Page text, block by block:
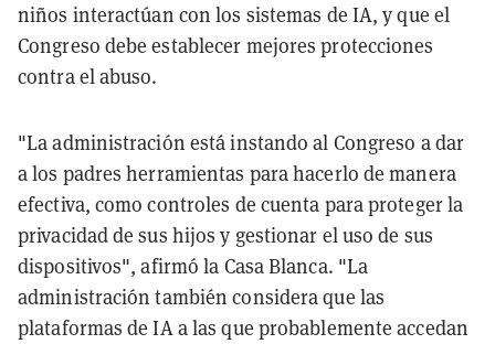
niños interactúan con los sistemas de IA, y que el
Congreso debe establecer mejores protecciones
contra el abuso.
"La administración está instando al Congreso a dar
a los padres herramientas para hacerlo de manera
efectiva, como controles de cuenta para proteger la
privacidad de sus hijos y gestionar el uso de sus
dispositivos", afirmó la Casa Blanca. "La
administración también considera que las
plataformas de IA a las que probablemente accedan